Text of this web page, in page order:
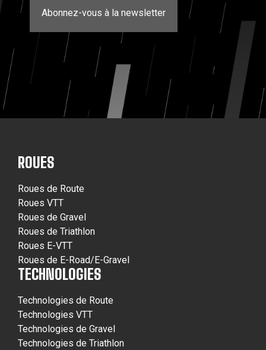
Abonnez-vous à la newsletter
ROUES
Roues de Route
Roues VTT
Roues de Gravel
Roues de Triathlon
Roues E-VTT
Roues de E-Road/E-Gravel
TECHNOLOGIES
Technologies de Route
Technologies VTT
Technologies de Gravel
Technologies de Triathlon